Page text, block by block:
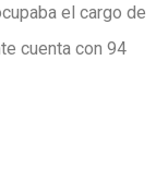
el cargo de
cuenta con 94